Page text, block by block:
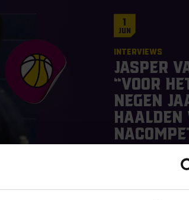
1
Jun
Interviews
Jasper
“Voor
negen
haalden
Share on social